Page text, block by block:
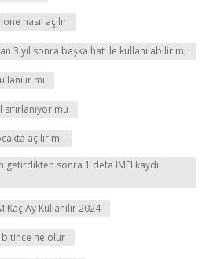
nasıl açılır
3 yıl sonra başka hat ile kullanılabilir mi
mı
mu
açılır mı
getirdikten sonra 1 defa IMEI kaydı
Kaç Ay Kullanılır 2024
bitince ne olur